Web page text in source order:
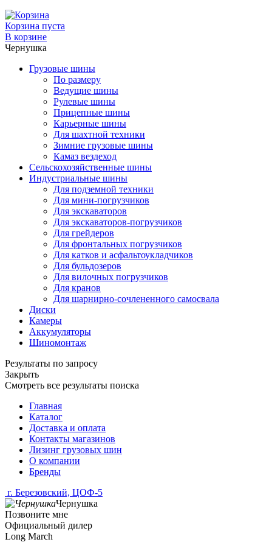
Корзина пуста
В корзине
Чернушка
Грузовые шины
По размеру
Ведущие шины
Рулевые шины
Прицепные шины
Карьерные шины
Для шахтной техники
Зимние грузовые шины
Камаз вездеход
Сельскохозяйственные шины
Индустриальные шины
Для подземной техники
Для мини-погрузчиков
Для экскаваторов
Для экскаваторов-погрузчиков
Для грейдеров
Для фронтальных погрузчиков
Для катков и асфальтоукладчиков
Для бульдозеров
Для вилочных погрузчиков
Для кранов
Для шарнирно-сочлененного самосвала
Диски
Камеры
Аккумуляторы
Шиномонтаж
Результаты по запросу
Закрыть
Смотреть все результаты поиска
Главная
Каталог
Доставка и оплата
Контакты магазинов
Лизинг грузовых шин
О компании
Бренды
г. Березовский, ЦОФ-5
Чернушка
Позвоните мне
Официальный дилер
Long March